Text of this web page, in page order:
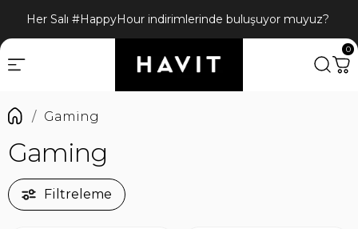
Her Salı #HappyHour indirimlerinde buluşuyor muyuz?
0
Gaming
Gaming
Filtreleme